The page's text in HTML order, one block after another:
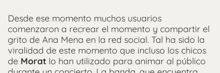
Desde ese momento muchos usuarios
comenzaron a recrear el momento y compartir el
grito de Ana Mena en la red social. Tal ha sido la
viralidad de este momento que incluso los chicos
de Morat lo han utilizado para animar al público